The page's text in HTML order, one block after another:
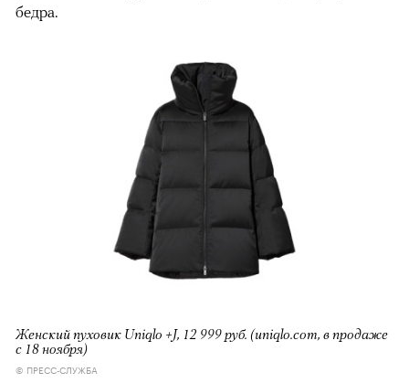
бедра.
Женский пуховик Uniqlo +J, 12 999 руб. (uniqlo.com, в продаже
с 18 ноября)
© ПРЕСС-СЛУЖБА